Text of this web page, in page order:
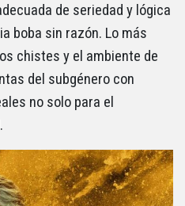
de seriedad y lógica
boba sin razón. Lo más
chistes y el ambiente de
del subgénero con
no solo para el